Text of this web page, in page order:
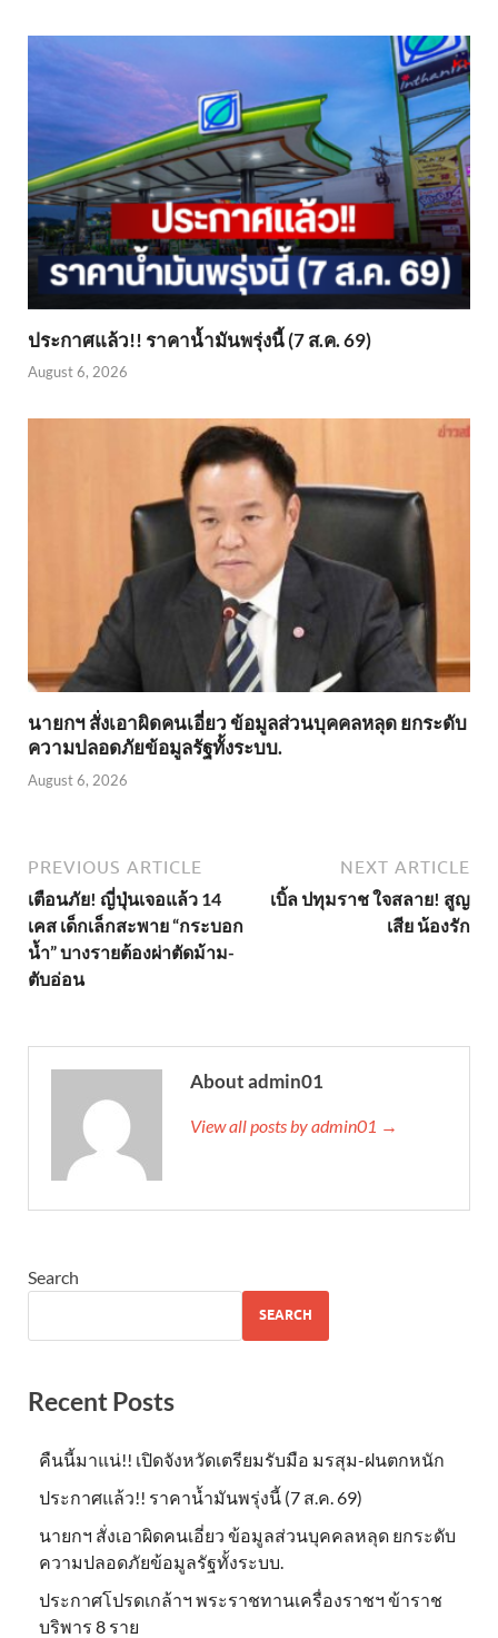
ประกาศแล้ว!! ราคาน้ำมันพรุ่งนี้ (7 ส.ค. 69)
August 6, 2026
นายกฯ สั่งเอาผิดคนเอี่ยว ข้อมูลส่วนบุคคลหลุด ยกระดับ
ความปลอดภัยข้อมูลรัฐทั้งระบบ.
August 6, 2026
PREVIOUS ARTICLE
เตือนภัย! ญี่ปุ่นเจอแล้ว 14
เคส เด็กเล็กสะพาย “กระบอก
น้ำ” บางรายต้องผ่าตัดม้าม-
ตับอ่อน
NEXT ARTICLE
เบิ้ล ปทุมราช ใจสลาย! สูญ
เสีย น้องรัก
About admin01
View all posts by admin01 →
Search
SEARCH
Recent Posts
คืนนี้มาแน่!! เปิดจังหวัดเตรียมรับมือ มรสุม-ฝนตกหนัก
ประกาศแล้ว!! ราคาน้ำมันพรุ่งนี้ (7 ส.ค. 69)
นายกฯ สั่งเอาผิดคนเอี่ยว ข้อมูลส่วนบุคคลหลุด ยกระดับ
ความปลอดภัยข้อมูลรัฐทั้งระบบ.
ประกาศโปรดเกล้าฯ พระราชทานเครื่องราชฯ ข้าราช
บริพาร 8 ราย